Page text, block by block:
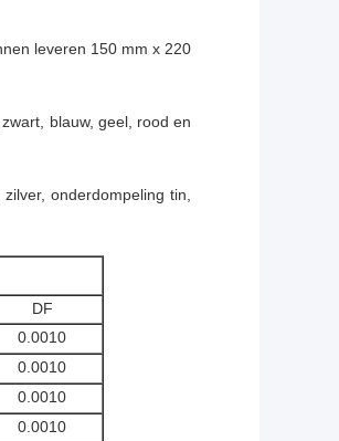
leveren 150 mm x 220
blauw, geel, rood en
onderdompeling tin,
DF
0.0010
0.0010
0.0010
0.0010